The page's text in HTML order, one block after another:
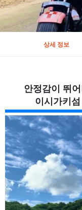
상세 정보
안정감이 뛰
이시가키